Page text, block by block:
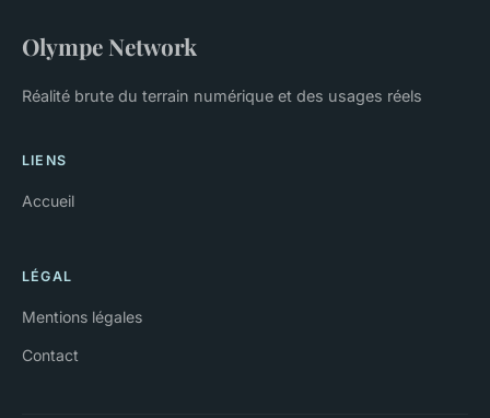
Olympe Network
Réalité brute du terrain numérique et des usages réels
LIENS
Accueil
LÉGAL
Mentions légales
Contact